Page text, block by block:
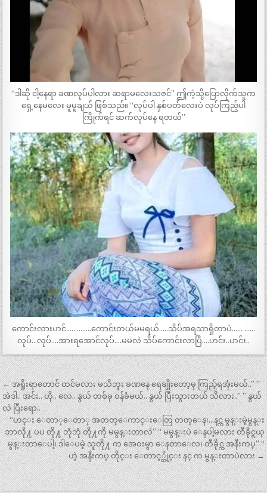
“ဒါဆို ငါ့နေရာ ခဏလုပ်ပါလား ဆရာမလေးသဇင်” ဤကဲ့သို့ပြောလိုက်သူက
ရှေ့နေမလေး မူမူချယ် ဖြစ်သည်။ “လုပ်ပါ နှစ်ပတ်လေးပဲ လုပ်ကြည့်ပါ
ကြိုက်ရင် ဆက်လုပ်နေ ရတယ်”
ကောင်းလားဟင်….. ……..ကောင်းတယ်မမရယ်…..သိပ်အရသာရှိတာပဲ…… ……
လုပ်…လုပ်….အားရအောင်လုပ်….မမလဲ သိပ်ကောင်းလာပြီ….ဟင်း..ဟင်း..
Post
navigation
← အရှိုးရာတောင် ထင်မလား မသိဘူး ခဏနေ ရေချိုးတော့မှ ကြည့်ရအုံးမယ်..” ”
အဲဒါ.. အင်း.. ဟို.. လေ.. နွယ် တစ်ခု ဝန်ခံမယ်.. နွယ် ပြီးသွားတယ် သိလား..” ” နွယ်
လဲ ပြီးရော..
“ဟင္း ေတာ္ေတာ္ အတတ္ေကာင္းေတြ တတ္ေန၊…နင္က မွန္းမဲ့မွန္း
ဘာလို႔ ပပ တို႔ ဘုံဘုံ တို႔ကို မမွန္းတာလဲ” “ မမွန္းပဲ ေနပါ့မလား တီခိုင္ရယ္
မွန္းတာေပါ့၊ ဒါေပမဲ့ သူတို႔ က အေဝးမွာ ေနတာေလ၊ တီခိုင္က အနီးကပ္” “
ဟဲ့ အနီးကပ္ တိုင္း ေတာင့္တိုင္း နင္ က မွန္းတာပဲလား →